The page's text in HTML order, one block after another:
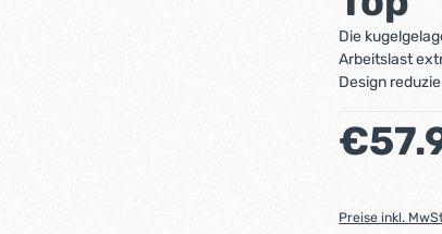
Die
Arbeitslast
Design
Regulärer Preis:
Preise inkl.